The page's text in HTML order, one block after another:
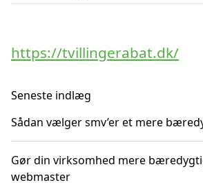
https://tvillingerabat.dk/
Seneste indlæg
Sådan vælger smv’er et mere
Gør din virksomhed mere
webmaster